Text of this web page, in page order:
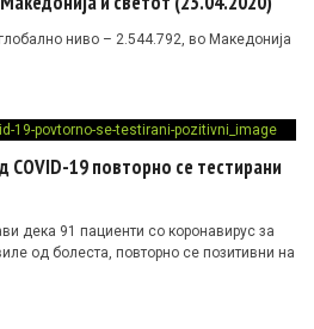
ниво – 2.544.792, во Македонија
COVID-19 повторно се тестирани
дека 91 пациенти со коронавирус за
од болеста, повторно се позитивни на